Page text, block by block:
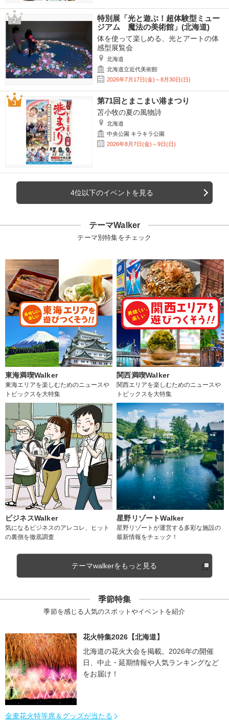
特別展「光と遊ぶ！超体験型ミュー
ジアム 魔法の美術館」(北海道)
体を使って楽しめる、光とアートの体
感型展覧会
北海道
北海道立近代美術館
2026年7月17日(金)～8月30日(日)
第71回とまこまい港まつり
苫小牧の夏の風物詩
北海道
中央公園 キラキラ公園
2026年8月7日(金)～9日(日)
4位以下のイベントを見る
テーマWalker
テーマ別特集をチェック
東海満喫Walker
東海エリアを楽しむためのニュースや
トピックスを大特集
関西満喫Walker
関西エリアを楽しむためのニュースや
トピックスを大特集
ビジネスWalker
気になるビジネスのアレコレ、ヒット
の裏側を徹底調査
星野リゾートWalker
星野リゾートが運営する多彩な施設の
最新情報をチェック！
テーマwalkerをもっと見る
季節特集
季節を感じる人気のスポットやイベントを紹介
花火特集2026【北海道】
北海道の花火大会を掲載。2026年の開催
日、中止・延期情報や人気ランキングなど
をお届け！
金麦花火特等席＆グッズが当たる